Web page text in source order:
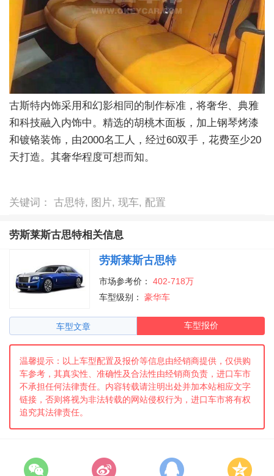
古斯特内饰采用和幻影相同的制作标准，将奢华、典雅
和科技融入内饰中。精选的胡桃木面板，加上钢琴烤漆
和镀铬装饰，由2000名工人，经过60双手，花费至少20
天打造。其奢华程度可想而知。
关键词： 古思特, 图片, 现车, 配置
劳斯莱斯古思特相关信息
劳斯莱斯古思特
市场参考价：
402-718万
车型级别：
豪华车
车型文章 车型报价
温馨提示：以上车型配置及报价等信息由经销商提供，仅供购
车参考，其真实性、准确性及合法性由经销商负责，进口车市
不承担任何法律责任。内容转载请注明出处并加本站相应文字
链接，否则将视为非法转载的网站侵权行为，进口车市将有权
追究其法律责任。